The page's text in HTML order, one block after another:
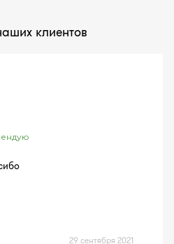
клиентов
29 сентября 2021